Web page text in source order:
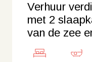
Verhuur
met 2
van de zee